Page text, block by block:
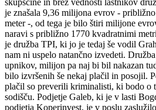
je znašala 9,36 milijona evrov -
meter -, od tega je bilo štiri milijone
naravi s približno 1770 kvadratnimi
je družba TPI, ki jo je tedaj še vodil
nam ni uspelo natančno izvedeti.
upnikov, milijon pa naj bi bil nakazan
bilo izvršenih še nekaj plačil in posojil.
plačil so preverili kriminalisti, ki bodo o
sodišču. Podjetje Galeb, ki je v lasti
podjetja Koperinvest, je v poslu